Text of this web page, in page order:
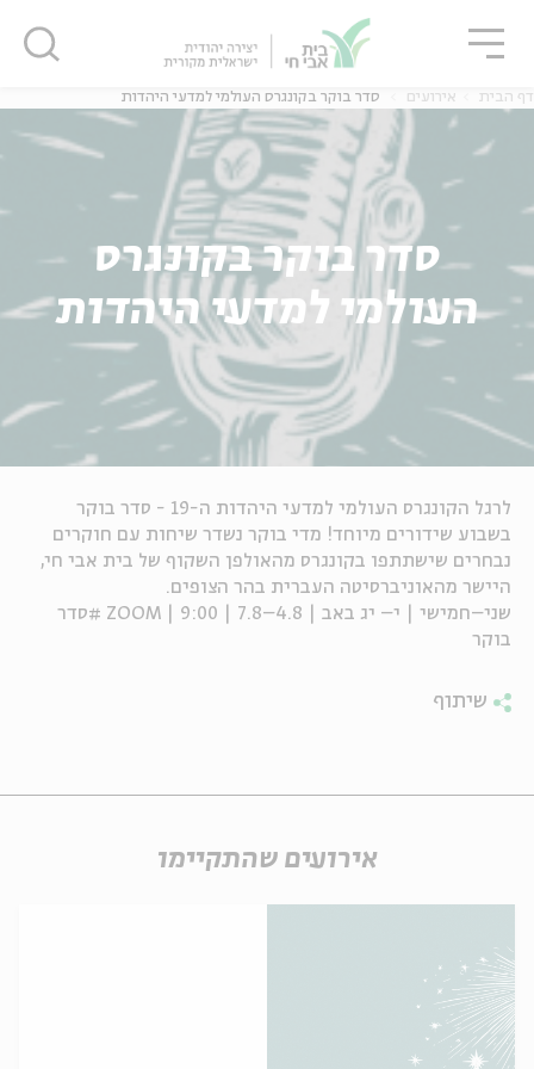
דף הבית אירועים סדר בוקר בקונגרס העולמי למדעי היהדות
סדר בוקר בקונגרס
העולמי למדעי היהדות
לרגל הקונגרס העולמי למדעי היהדות ה-19 - סדר בוקר
בשבוע שידורים מיוחד! מדי בוקר נשדר שיחות עם חוקרים
נבחרים שישתתפו בקונגרס מהאולפן השקוף של בית אבי חי,
היישר מהאוניברסיטה העברית בהר הצופים.
שני–חמישי | י– יג באב | 4.8–7.8 | 9:00 | ZOOM #סדר
בוקר
שיתוף
אירועים שהתקיימו
סגור